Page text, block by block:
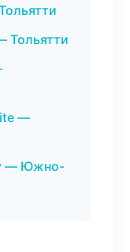
Тольятти
—
— Южно-